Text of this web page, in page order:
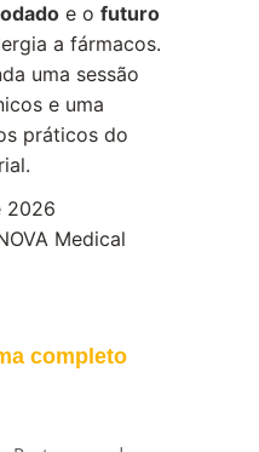
e o futuro
a fármacos.
uma sessão
e uma
práticos do
2026
Medical
completo